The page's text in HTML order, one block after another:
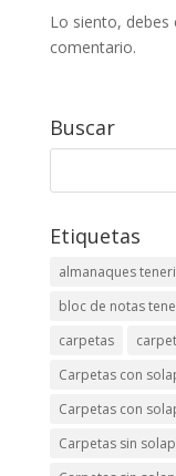
Lo siento, debes
comentario.
Buscar
Etiquetas
almanaques
bloc de notas
carpetas
Carpetas con
Carpetas con
Carpetas sin